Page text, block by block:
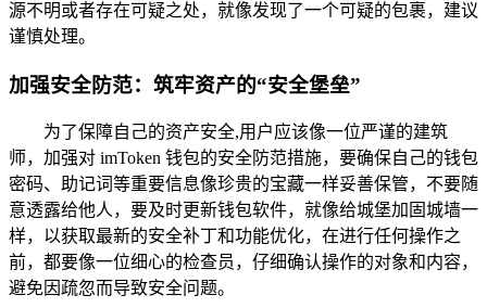
源不明或者存在可疑之处，就像发现了一个可疑的包裹，建议
谨慎处理。
加强安全防范：筑牢资产的“安全堡垒”
为了保障自己的资产安全,用户应该像一位严谨的建筑
师，加强对 imToken 钱包的安全防范措施，要确保自己的钱包
密码、助记词等重要信息像珍贵的宝藏一样妥善保管，不要随
意透露给他人，要及时更新钱包软件，就像给城堡加固城墙一
样，以获取最新的安全补丁和功能优化，在进行任何操作之
前，都要像一位细心的检查员，仔细确认操作的对象和内容，
避免因疏忽而导致安全问题。